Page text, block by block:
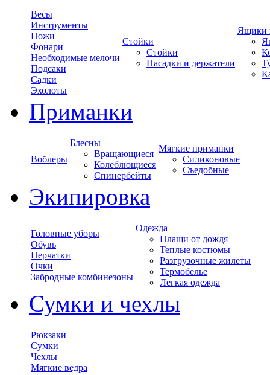
Весы
Инструменты
Ножи
Фонари
Необходимые мелочи
Подсаки
Садки
Эхолоты
Стойки
Стойки
Насадки и держатели
Ящики
Приманки
Воблеры
Блесны
Вращающиеся
Колеблющиеся
Спинербейты
Мягкие приманки
Силиконовые
Съедобные
Экипировка
Головные уборы
Обувь
Перчатки
Очки
Забродные комбинезоны
Одежда
Плащи от дождя
Теплые костюмы
Разгрузочные жилеты
Термобелье
Легкая одежда
Сумки и чехлы
Рюкзаки
Сумки
Чехлы
Мягкие ведра